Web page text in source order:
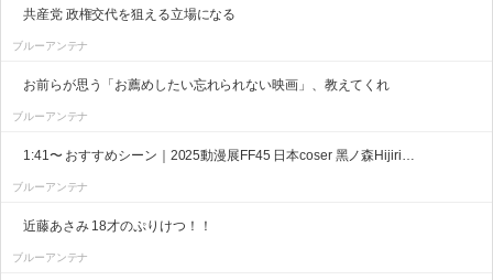
共産党 政権交代を狙える立場になる
ブルーアンテナ
お前らが思う「お薦めしたい忘れられない映画」、教えてくれ
ブルーアンテナ
1:41〜 おすすめシーン｜2025動漫展FF45 日本coser 黑ノ森Hijiri…
ブルーアンテナ
近藤あさみ 18才のぷりけつ！！
ブルーアンテナ